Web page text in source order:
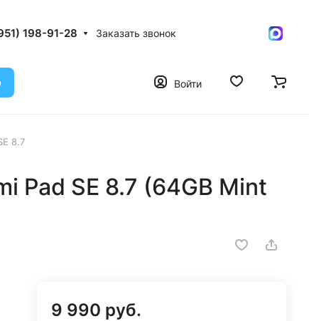
198-91-28 Заказать звонок
Войти
8.7
Pad SE 8.7 (64GB Mint
9 990 руб.